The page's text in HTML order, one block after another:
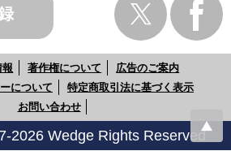
著作権について
広告のご案内
について
特定商取引法に基づく表示
お問い合わせ
2026 Wedge Rights Reserved